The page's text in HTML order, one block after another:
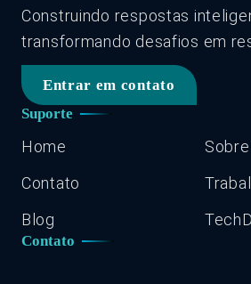
Construindo respostas
transformando desafios em
Entrar em contato
Suporte
Home
Contato
Blog
Contato